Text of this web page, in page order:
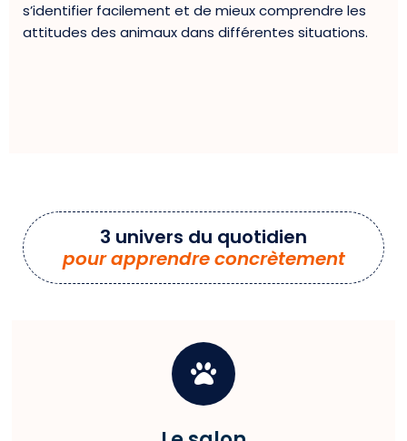
s’identifier facilement et de mieux comprendre les
attitudes des animaux dans différentes situations.
3 univers du quotidien
pour apprendre concrètement